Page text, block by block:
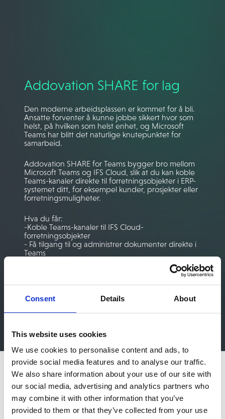
Consent Details About
This website uses cookies
We use cookies to personalise content and ads, to
provide social media features and to analyse our traffic.
We also share information about your use of our site with
our social media, advertising and analytics partners who
may combine it with other information that you’ve
provided to them or that they’ve collected from your use
Addovation SHARE for lag
Den moderne arbeidsplassen er kommet for å bli.
Ansatte forventer å kunne jobbe sikkert hvor som
helst, på hvilken som helst enhet, og Microsoft
Teams har blitt det naturlige knutepunktet for
samarbeid.
Addovation SHARE for Teams bygger bro mellom
Microsoft Teams og IFS Cloud, slik at du kan koble
Teams-kanaler direkte til forretningsobjekter i ERP-
systemet ditt, for eksempel kunder, prosjekter eller
forretningsmuligheter.
Hva du får:
-Koble Teams-kanaler til IFS Cloud-
forretningsobjekter
- Få tilgang til og administrer dokumenter direkte i
Teams
-Del dokumenter eksternt med kontroll (passord,
utløpsdato)
– Hold samarbeidet raskt – uten å miste styringen